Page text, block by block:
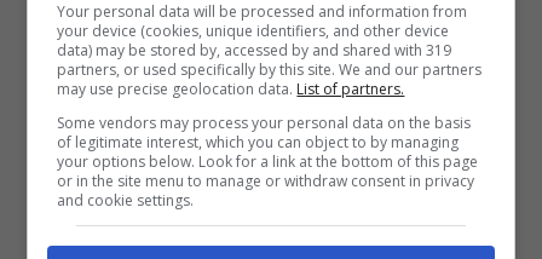
quando è andato a cercarlo. Il motivo per cui
è andato a cercarlo è stato ilsilenzio, cosa
non normale per quanto gli riguardava. La
tranquillità della casa lo ha costretto a
lasciare il comfort del divano per imbattersi
nell’opera di Pituco. Il dolce cucciolo
Your personal data will be processed and information from
your device (cookies, unique identifiers, and other device
data) may be stored by, accessed by and shared with 319
partners, or used specifically by this site. We and our partners
may use precise geolocation data. List of partners.
Some vendors may process your personal data on the basis
of legitimate interest, which you can object to by managing
your options below. Look for a link at the bottom of this page
or in the site menu to manage or withdraw consent in privacy
and cookie settings.